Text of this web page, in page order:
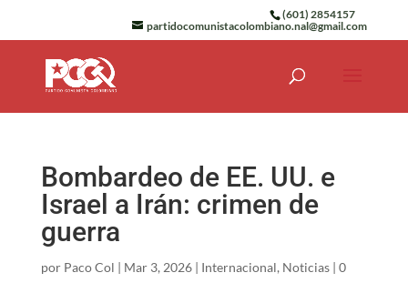
(601) 2854157
partidocomunistacolombiano.nal@gmail.com
Bombardeo de EE. UU. e
Israel a Irán: crimen de
guerra
por Paco Col | Mar 3, 2026| Internacional, Noticias| 0